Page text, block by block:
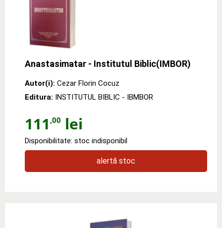
Anastasimatar - Institutul Biblic(IMBOR)
Autor(i): Cezar Florin Cocuz
Editura: INSTITUTUL BIBLIC - IBMBOR
111 ,00 lei
Disponibilitate: stoc indisponibil
alertă stoc